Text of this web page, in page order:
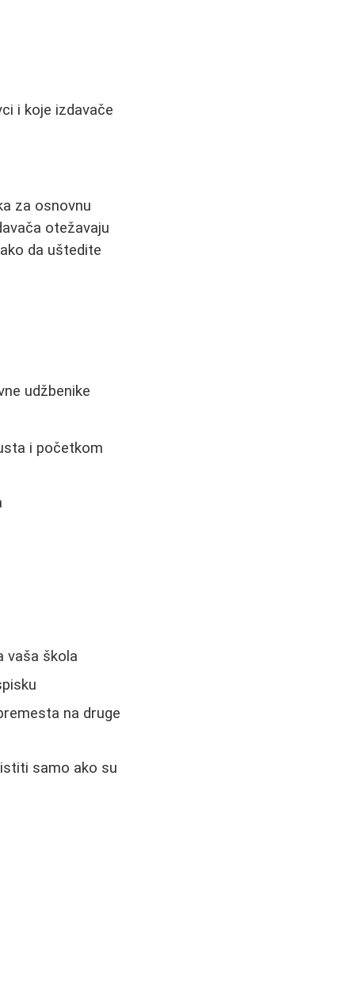
i koje izdavače
za osnovnu
otežavaju
da uštedite
udžbenike
i početkom
vaša škola
na druge
samo ako su